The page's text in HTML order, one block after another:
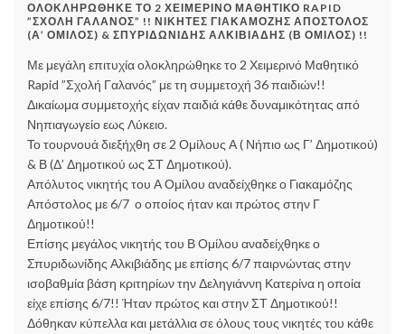
ΟΛΟΚΛΗΡΏΘΗΚΕ ΤΟ 2 ΧΕΙΜΕΡΙΝΌ ΜΑΘΗΤΙΚΌ RAPID
”ΣΧΟΛΉ ΓΑΛΑΝΌΣ” !! ΝΙΚΗΤΈΣ ΓΙΑΚΑΜΌΖΗΣ ΑΠΌΣΤΟΛΟΣ
(Α’ ΌΜΙΛΟΣ) & ΣΠΥΡΙΔΩΝΊΔΗΣ ΑΛΚΙΒΙΆΔΗΣ (Β ΌΜΙΛΟΣ) !!
Με μεγάλη επιτυχία ολοκληρώθηκε το 2 Χειμερινό Μαθητικό
Rapid ”Σχολή Γαλανός” με τη συμμετοχή 36 παιδιών!!
Δικαίωμα συμμετοχής είχαν παιδιά κάθε δυναμικότητας από
Νηπιαγωγείο εως Λύκειο.
Το τουρνουά διεξήχθη σε 2 Ομίλους Α ( Νήπιο ως Γ’ Δημοτικού)
& Β (Δ’ Δημοτικού ως ΣΤ Δημοτικού).
Απόλυτος νικητής του Α Ομίλου αναδείχθηκε ο Γιακαμόζης
Απόστολος με 6/7 ο οποίος ήταν και πρώτος στην Γ
Δημοτικού!!
Επίσης μεγάλος νικητής του Β Ομίλου αναδείχθηκε ο
Σπυριδωνίδης Αλκιβιάδης με επίσης 6/7 παιρνώντας στην
ισοβαθμία βάση κριτηρίων την Δεληγιάννη Κατερίνα η οποία
είχε επίσης 6/7!! Ήταν πρώτος και στην ΣΤ Δημοτικού!!
Δόθηκαν κύπελλα και μετάλλια σε όλους τους νικητές του κάθε